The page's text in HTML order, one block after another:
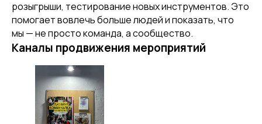
розыгрыши, тестирование новых инструментов. Это
помогает вовлечь больше людей и показать, что
мы — не просто команда, а сообщество.
Каналы продвижения мероприятий